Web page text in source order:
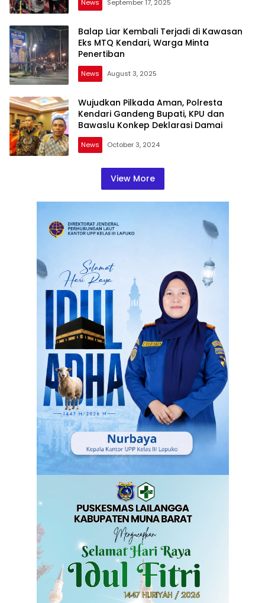
News September 17, 2025
Balap Liar Kembali Terjadi di Kawasan
Eks MTQ Kendari, Warga Minta
Penertiban
News August 3, 2025
Wujudkan Pilkada Aman, Polresta
Kendari Gandeng Bupati, KPU dan
Bawaslu Konkep Deklarasi Damai
News October 3, 2024
View More